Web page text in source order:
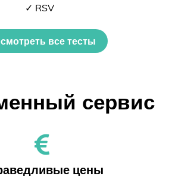
✓ RSV
все тесты
сервис
цены